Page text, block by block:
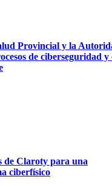
Provincial y la
de ciberseguridad y
de Claroty para una
ciberfísico